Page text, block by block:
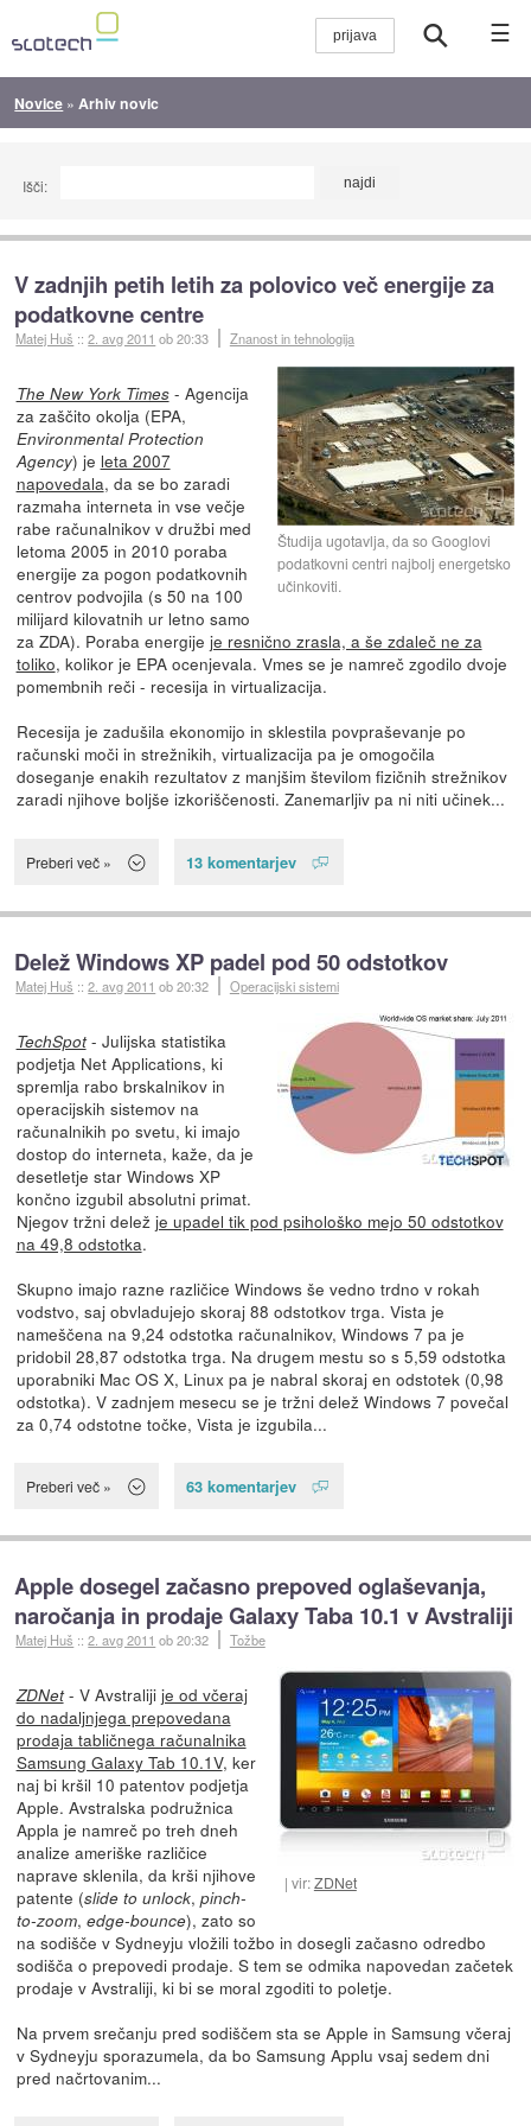
☰
Novice » Arhiv novic
Išči:
V zadnjih petih letih za polovico več energije za
podatkovne centre
Matej Huš ::2. avg 2011 ob 20:33 Znanost in tehnologija
Študija ugotavlja, da so Googlovi
podatkovni centri najbolj energetsko
učinkoviti.
The New York Times- Agencija
za zaščito okolja (EPA,
Environmental Protection
Agency) je leta 2007
napovedala, da se bo zaradi
razmaha interneta in vse večje
rabe računalnikov v družbi med
letoma 2005 in 2010 poraba
energije za pogon podatkovnih
centrov podvojila (s 50 na 100
milijard kilovatnih ur letno samo
za ZDA). Poraba energije je resnično zrasla, a še zdaleč ne za
toliko, kolikor je EPA ocenjevala. Vmes se je namreč zgodilo dvoje
pomembnih reči - recesija in virtualizacija.
Recesija je zadušila ekonomijo in sklestila povpraševanje po
računski moči in strežnikih, virtualizacija pa je omogočila
doseganje enakih rezultatov z manjšim številom fizičnih strežnikov
zaradi njihove boljše izkoriščenosti. Zanemarljiv pa ni niti učinek...
Preberi več » 13 komentarjev
Delež Windows XP padel pod 50 odstotkov
Matej Huš ::2. avg 2011 ob 20:32 Operacijski sistemi
TechSpot- Julijska statistika
podjetja Net Applications, ki
spremlja rabo brskalnikov in
operacijskih sistemov na
računalnikih po svetu, ki imajo
dostop do interneta, kaže, da je
desetletje star Windows XP
končno izgubil absolutni primat.
Njegov tržni delež je upadel tik pod psihološko mejo 50 odstotkov
na 49,8 odstotka.
Skupno imajo razne različice Windows še vedno trdno v rokah
vodstvo, saj obvladujejo skoraj 88 odstotkov trga. Vista je
nameščena na 9,24 odstotka računalnikov, Windows 7 pa je
pridobil 28,87 odstotka trga. Na drugem mestu so s 5,59 odstotka
uporabniki Mac OS X, Linux pa je nabral skoraj en odstotek (0,98
odstotka). V zadnjem mesecu se je tržni delež Windows 7 povečal
za 0,74 odstotne točke, Vista je izgubila...
Preberi več » 63 komentarjev
Apple dosegel začasno prepoved oglaševanja,
naročanja in prodaje Galaxy Taba 10.1 v Avstraliji
Matej Huš ::2. avg 2011 ob 20:32 Tožbe
vir:ZDNet
ZDNet- V Avstraliji je od včeraj
do nadaljnjega prepovedana
prodaja tabličnega računalnika
Samsung Galaxy Tab 10.1V, ker
naj bi kršil 10 patentov podjetja
Apple. Avstralska podružnica
Appla je namreč po treh dneh
analize ameriške različice
naprave sklenila, da krši njihove
patente (slide to unlock, pinch-
to-zoom, edge-bounce), zato so
na sodišče v Sydneyju vložili tožbo in dosegli začasno odredbo
sodišča o prepovedi prodaje. S tem se odmika napovedan začetek
prodaje v Avstraliji, ki bi se moral zgoditi to poletje.
Na prvem srečanju pred sodiščem sta se Apple in Samsung včeraj
v Sydneyju sporazumela, da bo Samsung Applu vsaj sedem dni
pred načrtovanim...